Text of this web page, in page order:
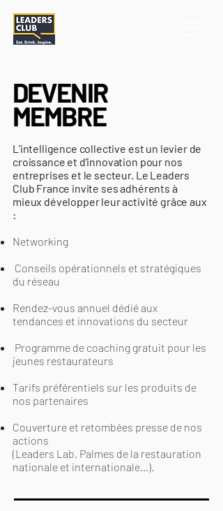
DEVENIR
MEMBRE
L’intelligence collective est un levier de
croissance et d’innovation pour nos
entreprises et le secteur. Le Leaders
Club France invite ses adhérents à
mieux développer leur activité grâce aux
:
Networking
Conseils opérationnels et stratégiques
du réseau
Rendez-vous annuel dédié aux
tendances et innovations du secteur
Programme de coaching gratuit pour les
jeunes restaurateurs
Tarifs préférentiels sur les produits de
nos partenaires
Couverture et retombées presse de nos
actions
(Leaders Lab, Palmes de la restauration
nationale et internationale…).